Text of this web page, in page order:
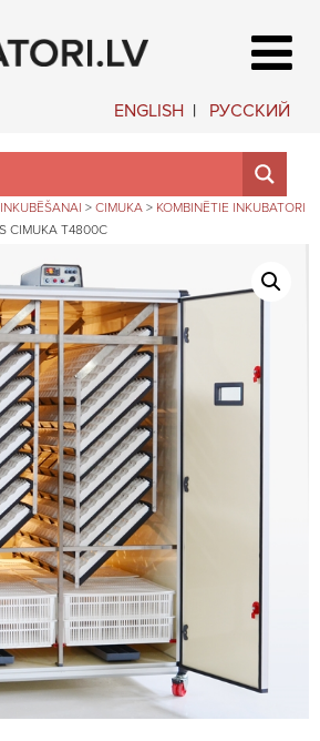
ENGLISH РУССКИЙ
INKUBĒŠANAI > CIMUKA > KOMBINĒTIE INKUBATORI
CIMUKA T4800C